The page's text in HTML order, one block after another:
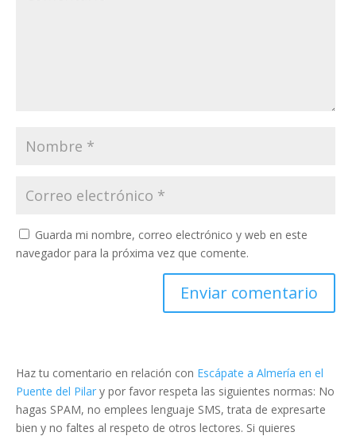
Guarda mi nombre, correo electrónico y web en este
navegador para la próxima vez que comente.
Haz tu comentario en relación con Escápate a Almería en el
Puente del Pilar y por favor respeta las siguientes normas: No
hagas SPAM, no emplees lenguaje SMS, trata de expresarte
bien y no faltes al respeto de otros lectores. Si quieres